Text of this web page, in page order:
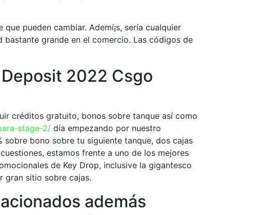
pueden cambiar. Ademí¡s, serí­a cualquier
grande en el comercio. Las códigos de
2022 Csgo
créditos gratuito, bonos sobre tanque así­ como
stage-2/ día empezando por nuestro
sobre bono sobre tu siguiente tanque, dos cajas
estamos frente a uno de los mejores
de Key Drop, inclusive la gigantesco
gran sitio sobre cajas.
además